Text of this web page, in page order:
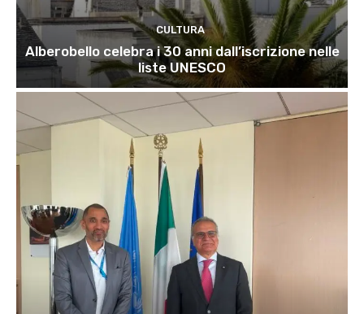
CULTURA
Alberobello celebra i 30 anni dall’iscrizione nelle
liste UNESCO